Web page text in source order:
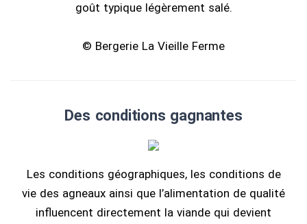
goût typique légèrement salé.
© Bergerie La Vieille Ferme
Des conditions gagnantes
Les conditions géographiques, les conditions de
vie des agneaux ainsi que l’alimentation de qualité
influencent directement la viande qui devient